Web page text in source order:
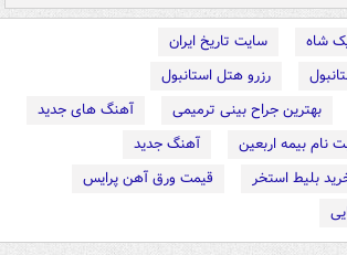
شاه
سایت تاریخ ایران
رزرو هتل استانبول
بهترین جراح بینی ترمیمی
آهنگ های جدید
نام بیمه اربعین
آهنگ جدید
بلیط استخر
قیمت ورق آهن پرایس